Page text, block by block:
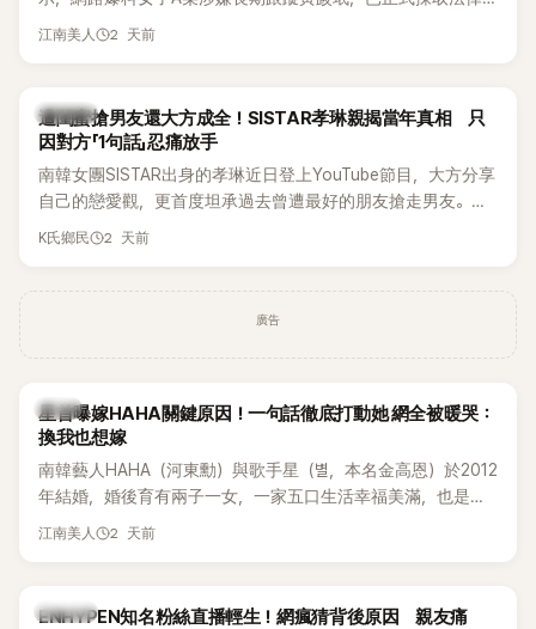
行動。不過，A並未停止發聲，持續透過社群平台公開爆料，反
的錄音內容，而A也首度承認自己過去曾是SHINee、NCT等偶
像團體的「站姐」，事件持續延燒。
江南美人 2 天前
K-POP
遭閨蜜搶男友還大方成全！SISTAR孝琳親揭當年真相 只
因對方「1句話」忍痛放手
南韓女團SISTAR出身的孝琳近日登上YouTube節目，大方分享
自己的戀愛觀，更首度坦承過去曾遭最好的朋友搶走男友。她
表示，當時選擇瀟灑放手，但如果同樣的事情現在再發生，「我
K氏鄉民 2 天前
廣告
韓星
星首曝嫁HAHA關鍵原因！一句話徹底打動她 網全被暖哭：
換我也想嫁
南韓藝人HAHA（河東勳）與歌手星（별，本名金高恩）於2012
年結婚，婚後育有兩子一女，一家五口生活幸福美滿，也是韓
國演藝圈公認的模範夫妻。近日，星首度公開當年決定嫁給
江南美人 2 天前
K-POP
ENHYPEN知名粉絲直播輕生！網瘋猜背後原因 親友痛